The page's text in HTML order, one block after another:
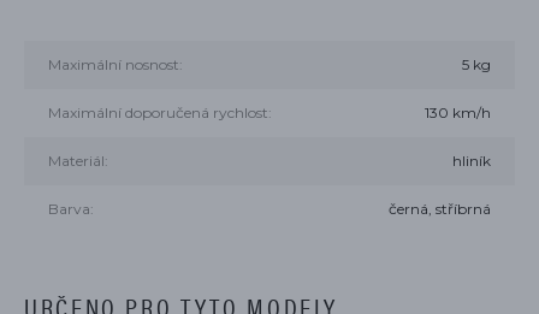
Maximální nosnost: 5 kg
Maximální doporučená rychlost: 130 km/h
Materiál: hliník
Barva: černá, stříbrná
URČENO PRO TYTO MODELY